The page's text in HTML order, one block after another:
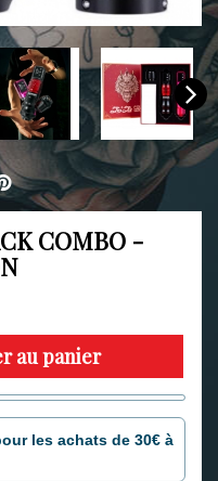
COMBO -
au panier
les achats de 30€ à